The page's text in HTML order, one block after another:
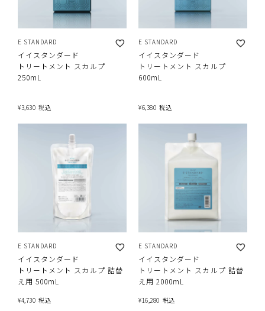
E STANDARD
イイスタンダード
トリートメント スカルプ
250mL
¥3,630 税込
E STANDARD
イイスタンダード
トリートメント スカルプ
600mL
¥6,380 税込
E STANDARD
イイスタンダード
トリートメント スカルプ 詰替
え用 500mL
¥4,730 税込
E STANDARD
イイスタンダード
トリートメント スカルプ 詰替
え用 2000mL
¥16,280 税込